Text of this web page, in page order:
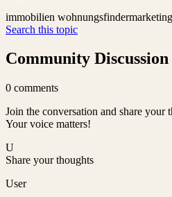
immobilien wohnungsfinder
Search this topic
Community Discussion
0 comments
Join the conversation and share your
Your voice matters!
U
Share your thoughts
User